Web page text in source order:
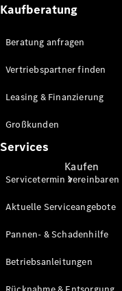
Kaufen
Kaufberatung
Beratung anfragen
Vertriebspartner finden
Leasing & Finanzierung
Großkunden
Services
Servicetermin vereinbaren
Aktuelle Serviceangebote
Pannen- & Schadenhilfe
Betriebsanleitungen